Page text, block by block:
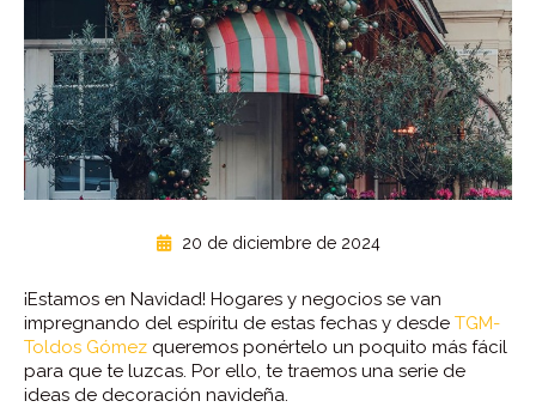
20 de diciembre de 2024
¡Estamos en Navidad! Hogares y negocios se van
impregnando del espíritu de estas fechas y desde TGM-
Toldos Gómez queremos ponértelo un poquito más fácil
para que te luzcas. Por ello, te traemos una serie de
ideas de decoración navideña.